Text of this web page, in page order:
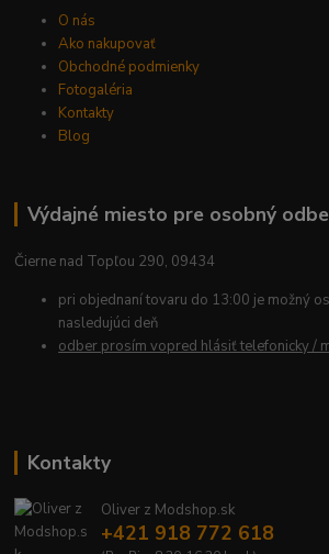
O nás
Ako nakupovať
Obchodné podmienky
Fotogaléria
Kontakty
Blog
Výdajné miesto pre osobný
Čierne nad Topľou 290, 09434
pri objednaní tovaru do 13:00 je možný
nasledujúci deň
odber prosím vopred hlásiť telefonicky /
Kontakty
Oliver z Modshop.sk
+421 918 772 618